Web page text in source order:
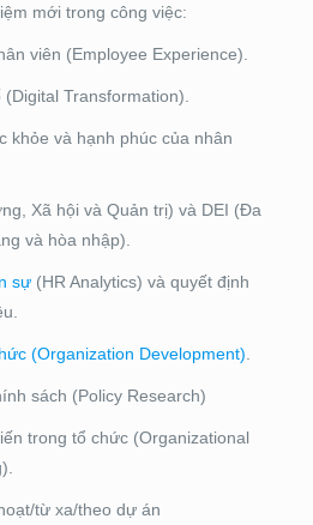
mới trong công việc:
viên (Employee Experience).
Transformation).
khỏe và hạnh phúc của nhân
Xã hội và Quản trị) và DEI (Đa
và hòa nhập).
sự(HR Analytics) và quyết định
(Organization Development)
sách (Policy Research)
trong tổ chức (Organizational
từ xa/theo dự án